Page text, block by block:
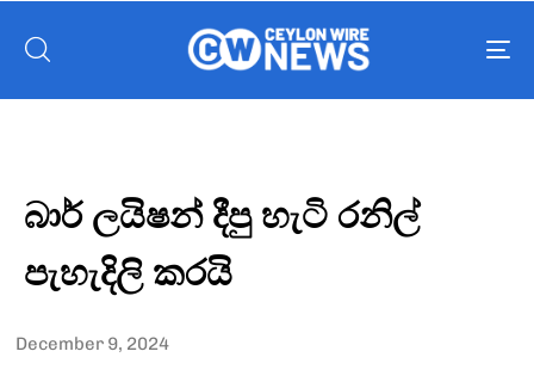
බාර් ලයිෂන් දීපු හැටි රනිල්
පැහැදිලි කරයි
December 9, 2024